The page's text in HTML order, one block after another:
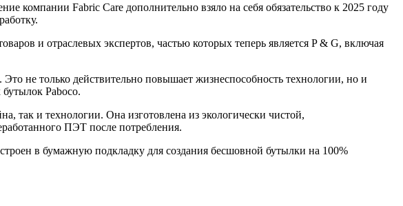
компании Fabric Care дополнительно взяло на себя обязательство к 2025 году
и отраслевых экспертов, частью которых теперь является P & G, включая
не только действительно повышает жизнеспособность технологии, но и
Paboco.
так и технологии. Она изготовлена из экологически чистой,
ПЭТ после потребления.
в бумажную подкладку для создания бесшовной бутылки на 100%